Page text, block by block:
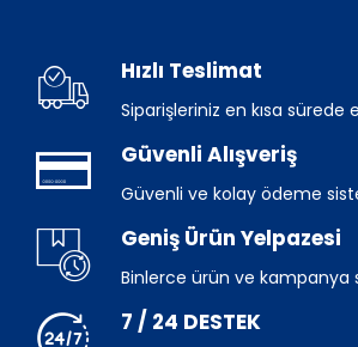
Hızlı Teslimat
Siparişleriniz en kısa sürede
Güvenli Alışveriş
Güvenli ve kolay ödeme
Geniş Ürün Yelpazesi
Binlerce ürün ve kampanya
7 / 24 DESTEK